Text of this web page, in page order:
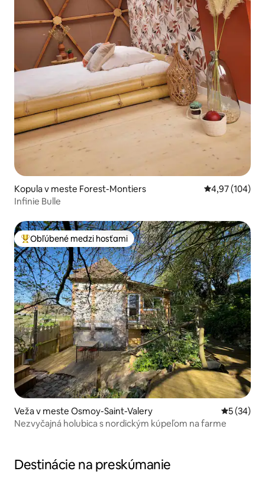
Kopula v meste Forest-Montiers Priemerné
4,97 (104)
Infinie Bulle
Najobľúbenejšie medzi hosťami
Obľúbené medzi hosťami
Veža v meste Osmoy-Saint-Valery
5 (34)
Nezvyčajná holubica s nordickým kúpeľom na farme
Destinácie na preskúmanie